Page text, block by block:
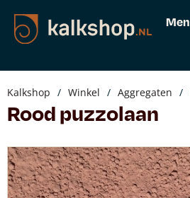
Kalkshop / Winkel / Aggregaten /
Rood puzzolaan